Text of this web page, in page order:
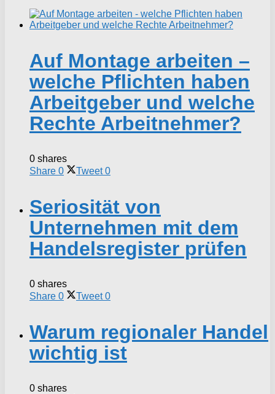
Auf Montage arbeiten –
welche Pflichten haben
Arbeitgeber und welche
Rechte Arbeitnehmer?
0 shares
Share 0 Tweet 0
Seriosität von
Unternehmen mit dem
Handelsregister prüfen
0 shares
Share 0 Tweet 0
Warum regionaler Handel
wichtig ist
0 shares